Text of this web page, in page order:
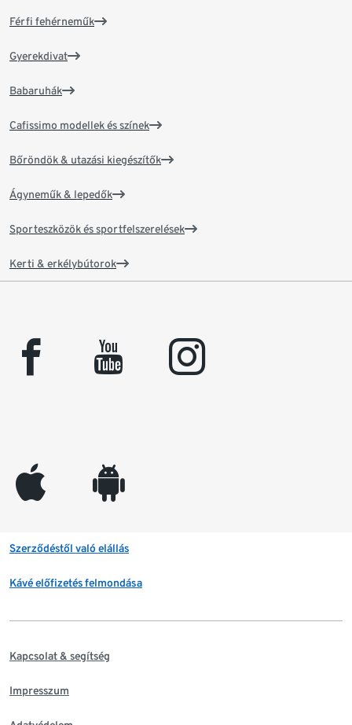
Férfi fehérneműk
Gyerekdivat
Babaruhák
Cafissimo modellek és színek
Bőröndök & utazási kiegészítők
Ágyneműk & lepedők
Sporteszközök és sportfelszerelések
Kerti & erkélybútorok
facebook youtube instagram
appleinc android
Szerződéstől való elállás
Kávé előfizetés felmondása
Kapcsolat & segítség
Impresszum